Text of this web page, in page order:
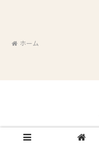
ホーム
© 2022 The